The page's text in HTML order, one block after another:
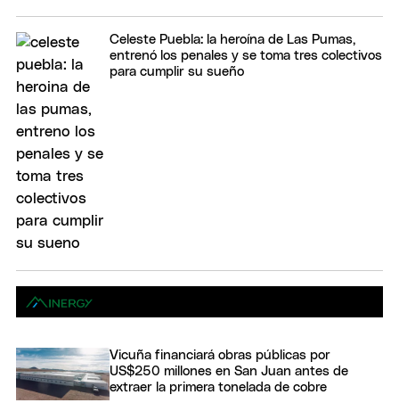
Celeste Puebla: la heroína de Las Pumas,
entrenó los penales y se toma tres colectivos
para cumplir su sueño
Vicuña financiará obras públicas por
US$250 millones en San Juan antes de
extraer la primera tonelada de cobre